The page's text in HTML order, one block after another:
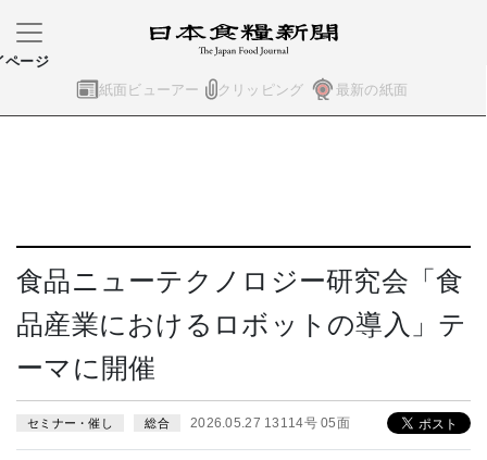
紙面ビューアー クリッピング 最新の紙面
ページ
食品ニューテクノロジー研究会「食
品産業におけるロボットの導入」テ
ーマに開催
セミナー・催し 総合 2026.05.27 13114号 05面